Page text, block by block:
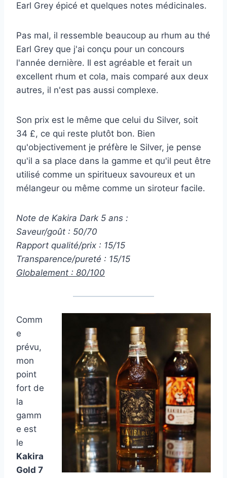
Earl Grey épicé et quelques notes médicinales.
Pas mal, il ressemble beaucoup au rhum au thé
Earl Grey que j'ai conçu pour un concours
l'année dernière. Il est agréable et ferait un
excellent rhum et cola, mais comparé aux deux
autres, il n'est pas aussi complexe.
Son prix est le même que celui du Silver, soit
34 £, ce qui reste plutôt bon. Bien
qu'objectivement je préfère le Silver, je pense
qu'il a sa place dans la gamme et qu'il peut être
utilisé comme un spiritueux savoureux et un
mélangeur ou même comme un siroteur facile.
Note de Kakira Dark 5 ans :
Saveur/goût : 50/70
Rapport qualité/prix : 15/15
Transparence/pureté : 15/15
Globalement : 80/100
Comm
e
prévu,
mon
point
fort de
la
gamm
e est
le
Kakira
Gold 7